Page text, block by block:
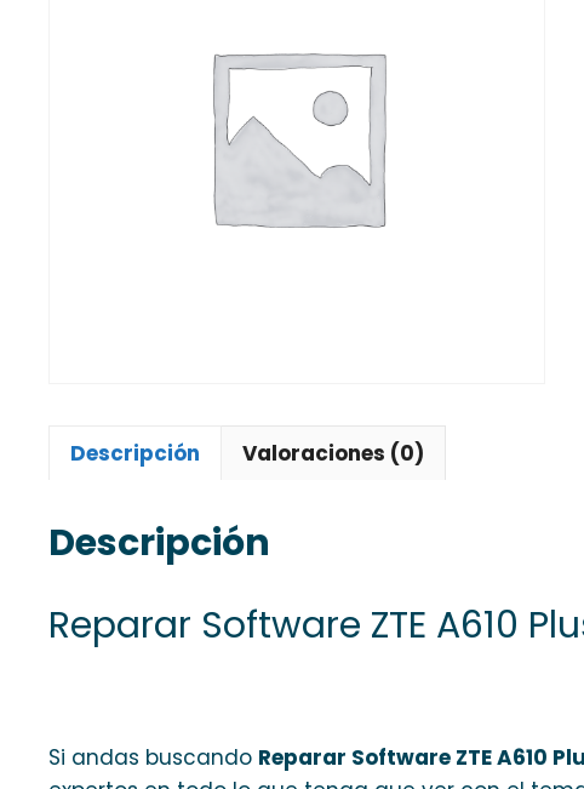
Descripción Valoraciones (0)
Descripción
Reparar Software ZTE A610
Si andas buscando Reparar Software ZTE A610